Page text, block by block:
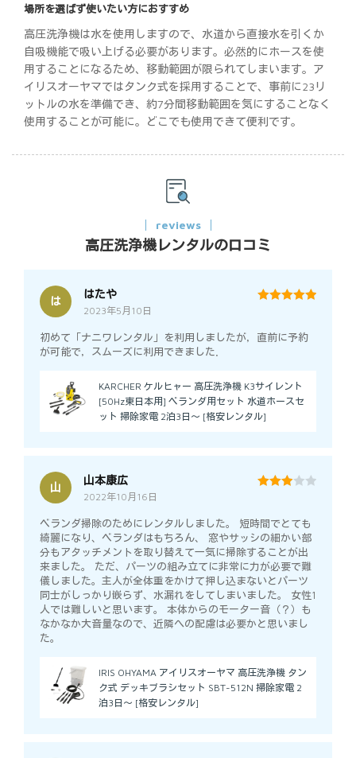
場所を選ばず使いたい方におすすめ
高圧洗浄機は水を使用しますので、水道から直接水を引くか
自吸機能で吸い上げる必要があります。必然的にホースを使
用することになるため、移動範囲が限られてしまいます。ア
イリスオーヤマではタンク式を採用することで、事前に23リ
ットルの水を準備でき、約7分間移動範囲を気にすることなく
使用することが可能に。どこでも使用できて便利です。
reviews
高圧洗浄機レンタルの口コミ
は
はたや
2023年5月10日
初めて「ナニワレンタル」を利用しましたが，直前に予約
が可能で，スムーズに利用できました．
KARCHER ケルヒャー 高圧洗浄機 K3サイレント
[50Hz東日本用] ベランダ用セット 水道ホースセ
ット 掃除家電 2泊3日～ [格安レンタル]
山
山本康広
2022年10月16日
ベランダ掃除のためにレンタルしました。 短時間でとても
綺麗になり、ベランダはもちろん、 窓やサッシの細かい部
分もアタッチメントを取り替えて一気に掃除することが出
来ました。 ただ、パーツの組み立てに非常に力が必要で難
儀しました。主人が全体重をかけて押し込まないとパーツ
同士がしっかり嵌らず、水漏れをしてしまいました。 女性1
人では難しいと思います。 本体からのモーター音（？）も
なかなか大音量なので、近隣への配慮は必要かと思いまし
た。
IRIS OHYAMA アイリスオーヤマ 高圧洗浄機 タン
ク式 デッキブラシセット SBT-512N 掃除家電 2
泊3日～ [格安レンタル]